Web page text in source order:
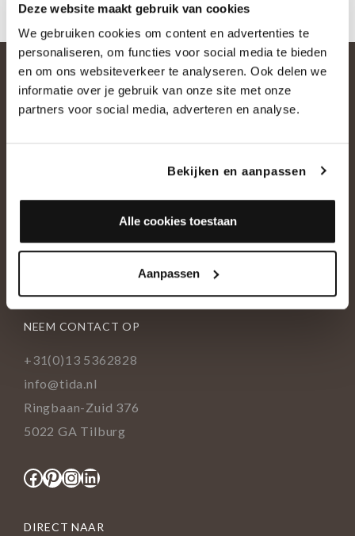
Deze website maakt gebruik van cookies
We gebruiken cookies om content en advertenties te
personaliseren, om functies voor social media te bieden
en om ons websiteverkeer te analyseren. Ook delen we
informatie over je gebruik van onze site met onze
partners voor social media, adverteren en analyse.
Bekijken en aanpassen
Alle cookies toestaan
Aanpassen
OVER ONS
Ons team
NEEM CONTACT OP
+31(0)13 5362828
info@tida.nl
Ringbaan-Zuid 376
5022 GA Tilburg
Facebook
Pinterest
Instagram
LinkedIn
DIRECT NAAR